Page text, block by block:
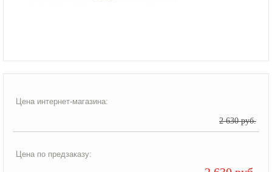
Цена интернет-магазина:
2 630 руб.
Цена по предзаказу: